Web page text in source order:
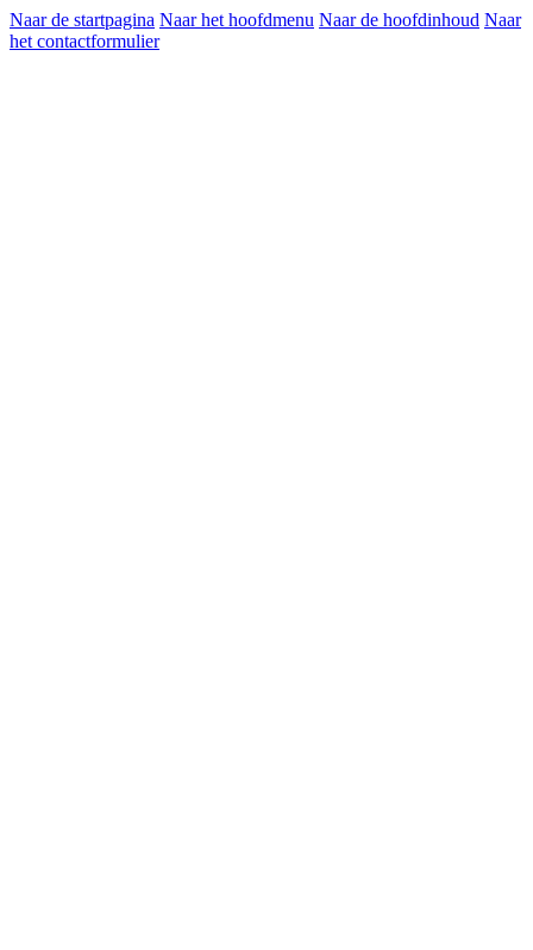
Naar de startpagina Naar het hoofdmenu Naar de hoofdinhoud Naar
het contactformulier